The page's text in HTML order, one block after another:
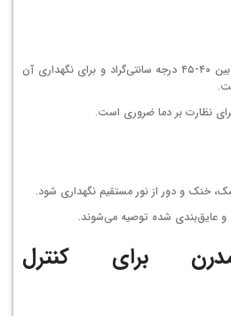
بهترین دما برای ذوب شکلات بین ۴۰-۴۵ درجه سانتی‌گراد و برای نگهداری آن
نظارت بر دما ضروری است.
خنک و دور از نور مستقیم نگهداری شود.
عایق‌بندی شده توصیه می‌شوند.
برای کنترل